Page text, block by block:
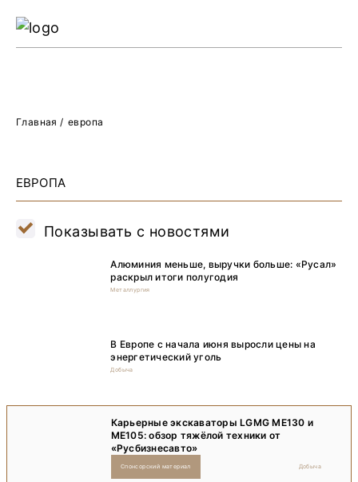
Главная / европа
ЕВРОПА
Показывать с новостями
Алюминия меньше, выручки больше: «Русал»
раскрыл итоги полугодия
Металлургия
В Европе с начала июня выросли цены на
энергетический уголь
Добыча
Карьерные экскаваторы LGMG ME130 и
ME105: обзор тяжёлой техники от
«Русбизнесавто»
Добыча
Спонсорский материал